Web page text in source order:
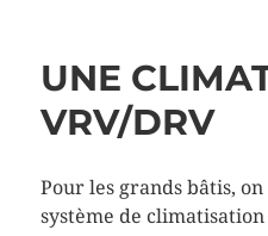
UNE
VRV/DRV
Pour les grands bâtis,
système de climatisation